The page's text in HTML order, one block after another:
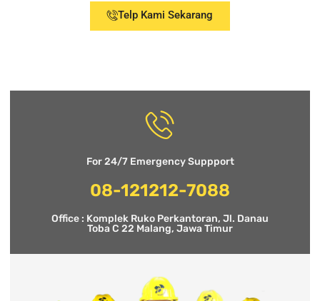
Telp Kami Sekarang
For 24/7 Emergency Suppport
08-121212-7088
Office : Komplek Ruko Perkantoran, Jl. Danau
Toba C 22 Malang, Jawa Timur